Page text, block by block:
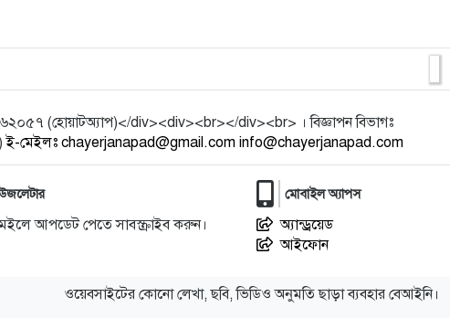
18
শ্রীমঙ্গলে অনুসন্ধানী সাংবাদিকের
বিরুদ্ধে ‘মিথ্যা মামলা’: উত
19
কুলাউড়ায় গোয়ালঘর ভেঙে গরু চুরি,
পিকআপসহ গরু উদ্ধার
20
(হোয়াটঅ্যাপ)</div><div><br></div><br> । বিজ্ঞাপন বিভাগঃ
ই-মেইলঃ chayerjanapad@gmail.com info@chayerjanapad.com
আপডেট পেতে সাবস্ক্রাইব করুন।
মোবাইল অ্যাপস
অ্যান্ড্রয়েড
আইফোন
ওয়েবসাইটের কোনো লেখা, ছবি, ভিডিও অনুমতি ছাড়া ব্যবহার বেআইনি।